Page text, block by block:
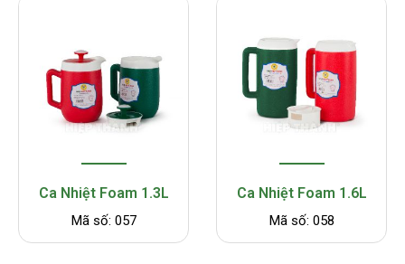
Ca Nhiệt Foam 1.3L
Mã số: 057
Ca Nhiệt Foam 1.6L
Mã số: 058